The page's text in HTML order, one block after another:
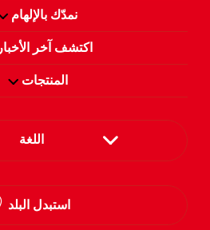
نمدّك بالإلهام
اكتشف آخر الأخبار
المنتجات
اللغة
استبدل البلد